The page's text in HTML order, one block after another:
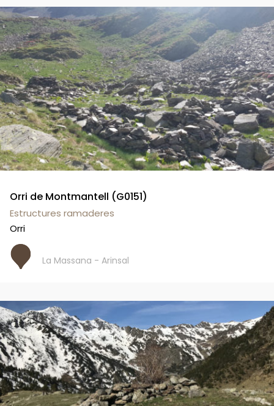
Orri de Montmantell (G0151)
Estructures ramaderes
Orri
La Massana - Arinsal